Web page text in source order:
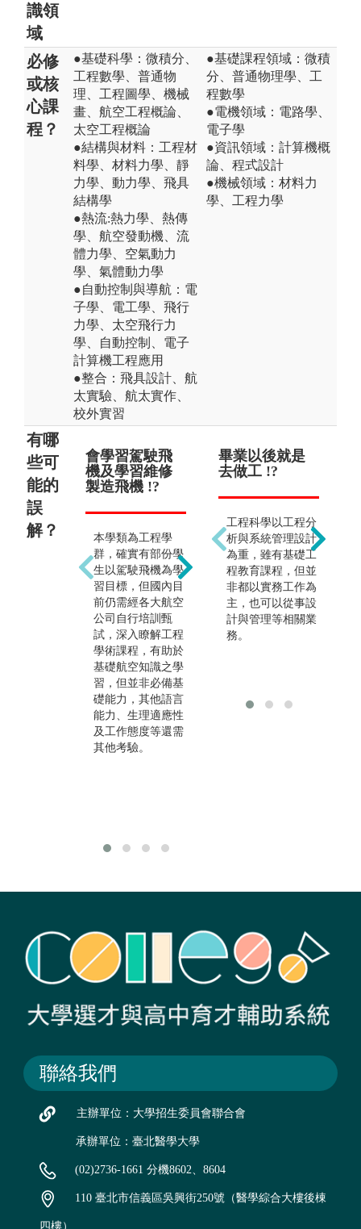
識領
域
必修
或核
心課
程？
●基礎科學：微積分、
工程數學、普通物
理、工程圖學、機械
畫、航空工程概論、
太空工程概論
●結構與材料：工程材
料學、材料力學、靜
力學、動力學、飛具
結構學
●熱流:熱力學、熱傳
學、航空發動機、流
體力學、空氣動力
學、氣體動力學
●自動控制與導航：電
子學、電工學、飛行
力學、太空飛行力
學、自動控制、電子
計算機工程應用
●整合：飛具設計、航
太實驗、航太實作、
校外實習
●基礎課程領域：微積
分、普通物理學、工
程數學
●電機領域：電路學、
電子學
●資訊領域：計算機概
論、程式設計
●機械領域：材料力
學、工程力學
有哪
些可
能的
誤
解？
會學習駕駛飛
機及學習維修
製造飛機 !?
本學類為工程學
群，確實有部份學
生以駕駛飛機為學
習目標，但國內目
前仍需經各大航空
公司自行培訓甄
試，深入瞭解工程
學術課程，有助於
基礎航空知識之學
習，但並非必備基
礎能力，其他語言
能力、生理適應性
及工作態度等還需
其他考驗。
未來出路是否
只能在航空公
本學類培養專業的
航太科技人才，未
來出路涵蓋航太產
業、民航飛行、飛
機製造與修護、智
慧機械、半導體等
高科技產業，故不
畢業以後就是
去做工 !?
工程科學以工程分
析與系統管理設計
為重，雖有基礎工
程教育課程，但並
非都以實務工作為
主，也可以從事設
計與管理等相關業
務。
聯絡我們
主辦單位：大學招生委員會聯合會
承辦單位：臺北醫學大學
(02)2736-1661 分機8602、8604
110 臺北市信義區吳興街250號（醫學綜合大樓後棟
四樓）